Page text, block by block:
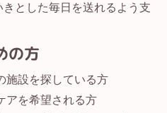
とした毎日を送れるよう支
の方
施設を探している方
アを希望される方